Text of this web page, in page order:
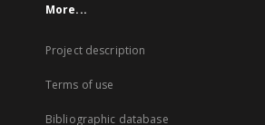
More...
Project description
Terms of use
Bibliographic database